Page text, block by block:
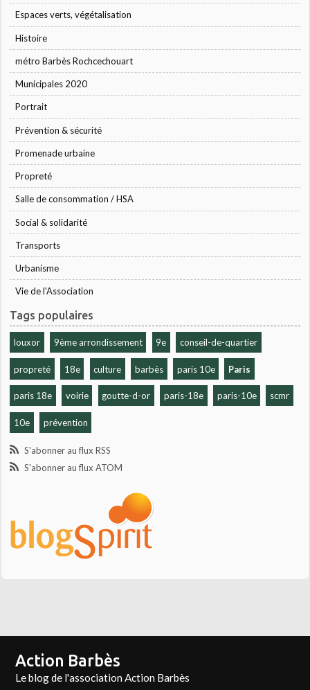
Espaces verts, végétalisation
Histoire
métro Barbès Rochcechouart
Municipales 2020
Portrait
Prévention & sécurité
Promenade urbaine
Propreté
Salle de consommation / HSA
Social & solidarité
Transports
Urbanisme
Vie de l'Association
Tags populaires
louxor 9ème arrondissement 9e conseil-de-quartier
propreté 18e culture barbès paris 10e Paris
paris 18e voirie goutte-d-or paris-18e paris-10e scmr
10e prévention
S'abonner au flux RSS
S'abonner au flux ATOM
Action Barbès
Le blog de l'association Action Barbès